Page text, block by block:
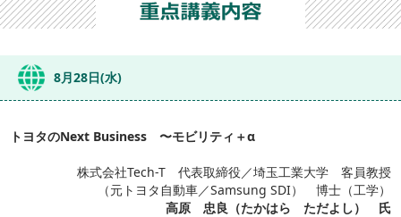
8月28日(水)
トヨタのNext Business 〜モビリティ＋α
株式会社Tech-T 代表取締役／埼玉工業大学 客員教授
（元トヨタ自動車／Samsung SDI） 博士（工学）
高原 忠良（たかはら ただよし） 氏